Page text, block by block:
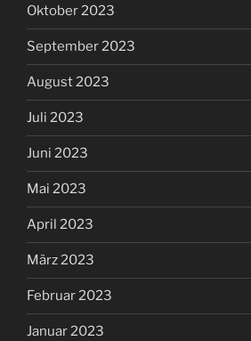
Oktober 2023
September 2023
August 2023
Juli 2023
Juni 2023
Mai 2023
April 2023
März 2023
Februar 2023
Januar 2023